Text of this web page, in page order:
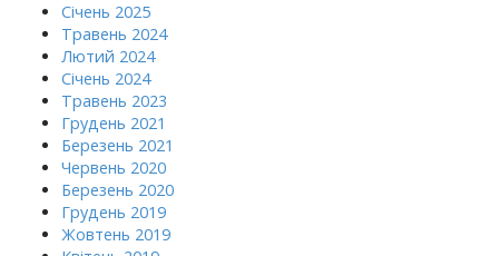
Січень 2025
Травень 2024
Лютий 2024
Січень 2024
Травень 2023
Грудень 2021
Березень 2021
Червень 2020
Березень 2020
Грудень 2019
Жовтень 2019